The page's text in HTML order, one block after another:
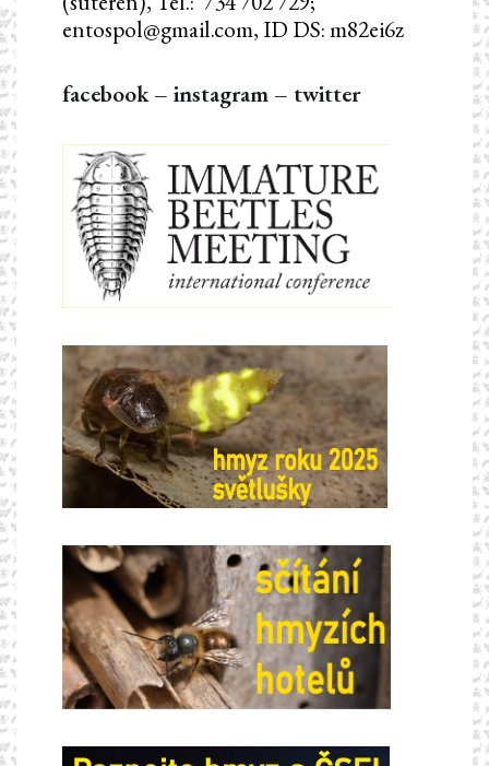
entospol@gmail.com, ID DS: m82ei6z
facebook– instagram – twitter